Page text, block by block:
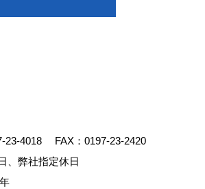
23-4018
FAX：0197-23-2420
、弊社指定休日